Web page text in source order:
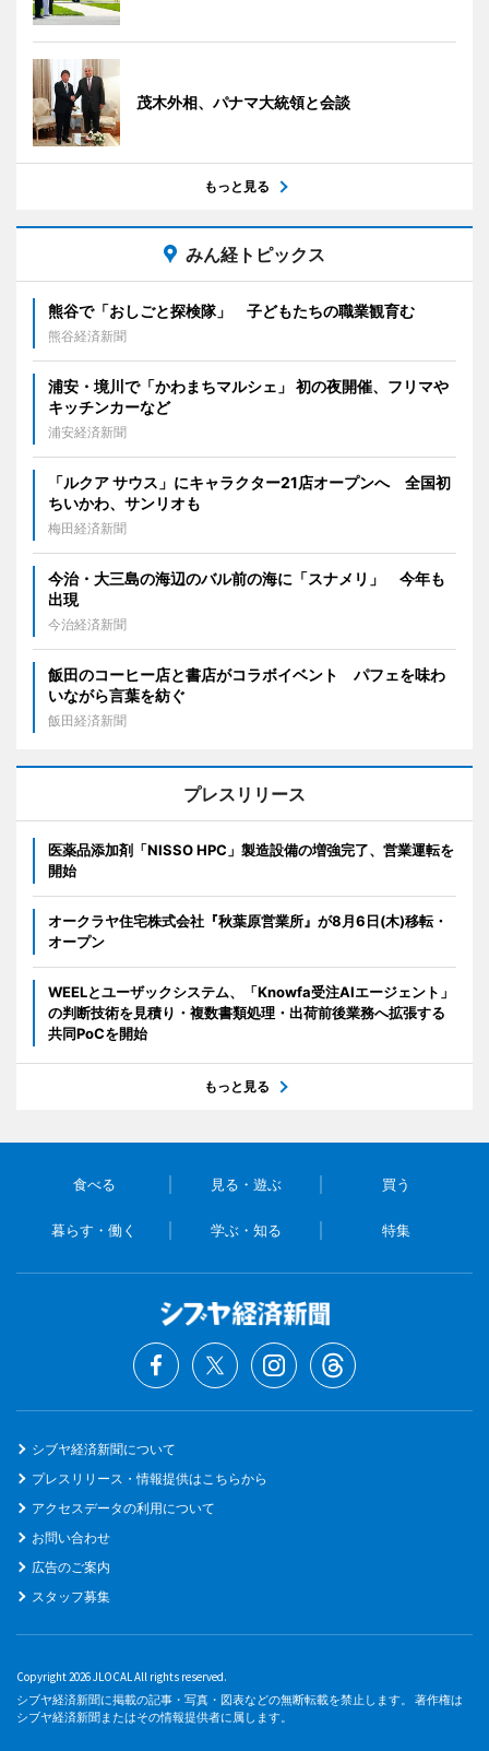
茂木外相、パナマ大統領と会談
もっと見る
みん経トピックス
熊谷で「おしごと探検隊」 子どもたちの職業観育む
熊谷経済新聞
浦安・境川で「かわまちマルシェ」 初の夜開催、フリマや
キッチンカーなど
浦安経済新聞
「ルクア サウス」にキャラクター21店オープンへ 全国初
ちいかわ、サンリオも
梅田経済新聞
今治・大三島の海辺のバル前の海に「スナメリ」 今年も
出現
今治経済新聞
飯田のコーヒー店と書店がコラボイベント パフェを味わ
いながら言葉を紡ぐ
飯田経済新聞
プレスリリース
医薬品添加剤「NISSO HPC」製造設備の増強完了、営業運転を
開始
オークラヤ住宅株式会社『秋葉原営業所』が8月6日(木)移転・
オープン
WEELとユーザックシステム、「Knowfa受注AIエージェント」
の判断技術を見積り・複数書類処理・出荷前後業務へ拡張する
共同PoCを開始
もっと見る
食べる 見る・遊ぶ 買う
暮らす・働く 学ぶ・知る 特集
シブヤ経済新聞について
プレスリリース・情報提供はこちらから
アクセスデータの利用について
お問い合わせ
広告のご案内
スタッフ募集
Copyright 2026 JLOCAL All rights reserved.
シブヤ経済新聞に掲載の記事・写真・図表などの無断転載を禁止します。 著作権は
シブヤ経済新聞またはその情報提供者に属します。